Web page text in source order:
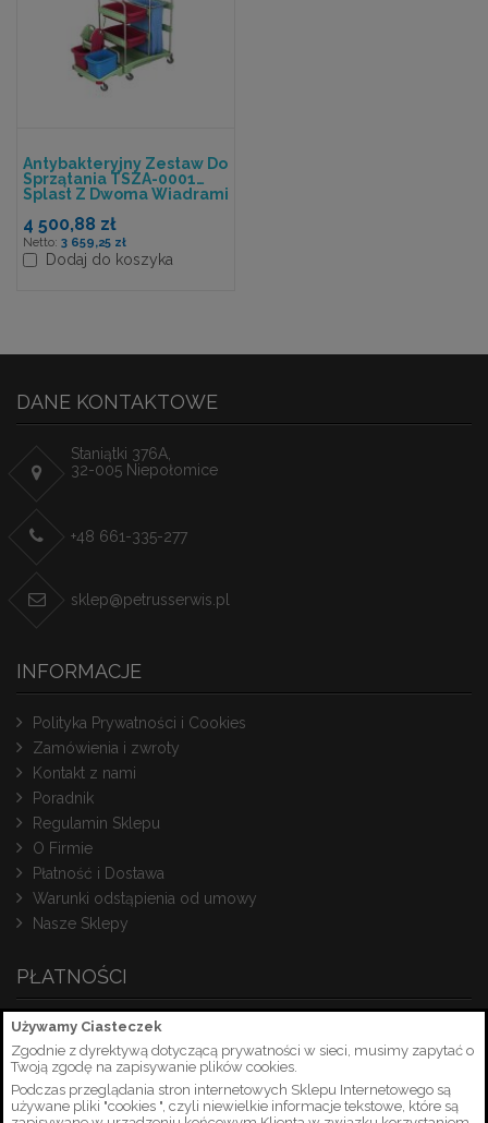
Używamy Ciasteczek
Zgodnie z dyrektywą dotyczącą prywatności w sieci, musimy zapytać o
Twoją zgodę na zapisywanie plików cookies.
Podczas przeglądania stron internetowych Sklepu Internetowego są
używane pliki "cookies ", czyli niewielkie informacje tekstowe, które są
Antybakteryjny Zestaw Do
Sprzątania TSZA-0001
Splast Z Dwoma Wiadrami
4 500,88 zł
3 659,25 zł
Dodaj do koszyka
DANE KONTAKTOWE
Staniątki 376A,
32-005 Niepołomice
+48 661-335-277
sklep@petrusserwis.pl
INFORMACJE
Polityka Prywatności i Cookies
Zamówienia i zwroty
Kontakt z nami
Poradnik
Regulamin Sklepu
O Firmie
Płatność i Dostawa
Warunki odstąpienia od umowy
Nasze Sklepy
PŁATNOŚCI